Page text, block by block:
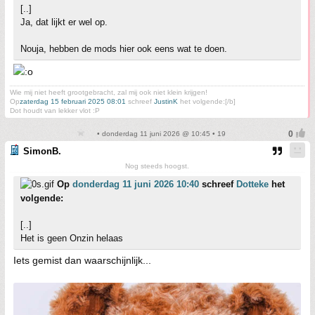
[..]
Ja, dat lijkt er wel op.
Nouja, hebben de mods hier ook eens wat te doen.
Wie mij niet heeft grootgebracht, zal mij ook niet klein krijgen!
Opzaterdag 15 februari 2025 08:01 schreef JustinK het volgende:[/b]
Dot houdt van lekker vlot :P
• donderdag 11 juni 2026 @ 10:45 • 19
SimonB.
Nog steeds hoogst.
Op donderdag 11 juni 2026 10:40 schreef Dotteke het
volgende:
[..]
Het is geen Onzin helaas
Iets gemist dan waarschijnlijk...